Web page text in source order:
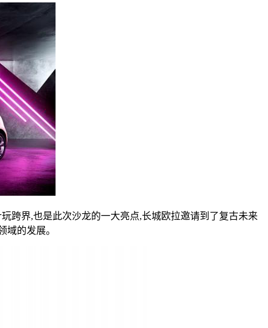
界,也是此次沙龙的一大亮点,长城欧拉邀请到了复古未来
域的发展。